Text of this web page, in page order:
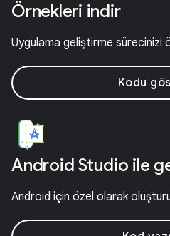
Örnekleri indir
Uygulama geliştirme sürecinizi
Kodu
Android Studio ile
Android için özel olarak